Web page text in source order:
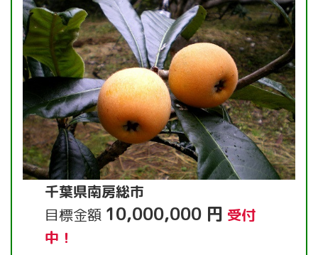
千葉県南房総市
目標金額 10,000,000 円 受付
中！